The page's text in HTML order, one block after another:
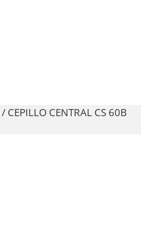
/ CEPILLO CENTRAL CS 60B